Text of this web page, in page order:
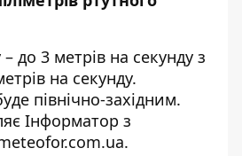
до 3 метрів на секунду з
на секунду.
північно-західним.
Інформатор з
.